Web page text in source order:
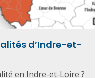
d’Indre-et-
en Indre-et-Loire ?